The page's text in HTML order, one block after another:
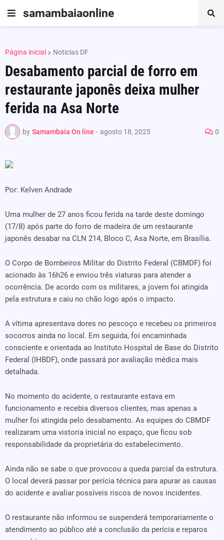
samambaiaonline
Página inicial Noticias DF
Desabamento parcial de forro em
restaurante japonês deixa mulher
ferida na Asa Norte
by Samambaia On line - agosto 18, 2025 0
Por: Kelven Andrade
Uma mulher de 27 anos ficou ferida na tarde deste domingo
(17/8) após parte do forro de madeira de um restaurante
japonês desabar na CLN 214, Bloco C, Asa Norte, em Brasília.
O Corpo de Bombeiros Militar do Distrito Federal (CBMDF) foi
acionado às 16h26 e enviou três viaturas para atender a
ocorrência. De acordo com os militares, a jovem foi atingida
pela estrutura e caiu no chão logo após o impacto.
A vítima apresentava dores no pescoço e recebeu os primeiros
socorros ainda no local. Em seguida, foi encaminhada
consciente e orientada ao Instituto Hospital de Base do Distrito
Federal (IHBDF), onde passará por avaliação médica mais
detalhada.
No momento do acidente, o restaurante estava em
funcionamento e recebia diversos clientes, mas apenas a
mulher foi atingida pelo desabamento. As equipes do CBMDF
realizaram uma vistoria inicial no espaço, que ficou sob
responsabilidade da proprietária do estabelecimento.
Ainda não se sabe o que provocou a queda parcial da estrutura.
O local deverá passar por perícia técnica para apurar as causas
do acidente e avaliar possíveis riscos de novos incidentes.
O restaurante não informou se suspenderá temporariamente o
atendimento ao público até a conclusão da perícia e reparos